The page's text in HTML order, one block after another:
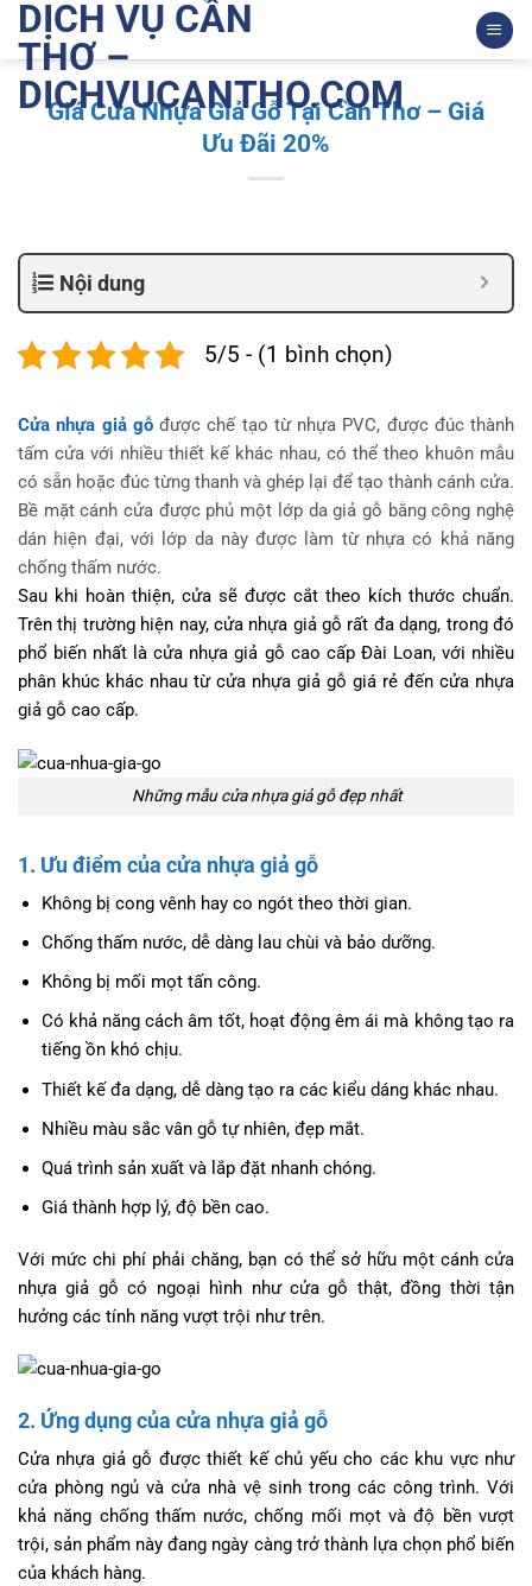
qua
dung
DỊCH VỤ CẦN
THƠ –
DICHVUCANTHO.COM
Giá Cửa Nhựa Giả Gỗ Tại Cần Thơ – Giá
Ưu Đãi 20%
Nội dung
5/5 - (1 bình chọn)
Cửa nhựa giả gỗđược chế tạo từ nhựa PVC, được đúc thành
tấm cửa với nhiều thiết kế khác nhau, có thể theo khuôn mẫu
có sẵn hoặc đúc từng thanh và ghép lại để tạo thành cánh cửa.
Bề mặt cánh cửa được phủ một lớp da giả gỗ bằng công nghệ
dán hiện đại, với lớp da này được làm từ nhựa có khả năng
chống thấm nước.
Sau khi hoàn thiện, cửa sẽ được cắt theo kích thước chuẩn.
Trên thị trường hiện nay, cửa nhựa giả gỗ rất đa dạng, trong đó
phổ biến nhất là cửa nhựa giả gỗ cao cấp Đài Loan, với nhiều
phân khúc khác nhau từ cửa nhựa giả gỗ giá rẻ đến cửa nhựa
giả gỗ cao cấp.
Những mẫu cửa nhựa giả gỗ đẹp nhất
1. Ưu điểm của cửa nhựa giả gỗ
Không bị cong vênh hay co ngót theo thời gian.
Chống thấm nước, dễ dàng lau chùi và bảo dưỡng.
Không bị mối mọt tấn công.
Có khả năng cách âm tốt, hoạt động êm ái mà không tạo ra
tiếng ồn khó chịu.
Thiết kế đa dạng, dễ dàng tạo ra các kiểu dáng khác nhau.
Nhiều màu sắc vân gỗ tự nhiên, đẹp mắt.
Quá trình sản xuất và lắp đặt nhanh chóng.
Giá thành hợp lý, độ bền cao.
Với mức chi phí phải chăng, bạn có thể sở hữu một cánh cửa
nhựa giả gỗ có ngoại hình như cửa gỗ thật, đồng thời tận
hưởng các tính năng vượt trội như trên.
2. Ứng dụng của cửa nhựa giả gỗ
Cửa nhựa giả gỗ được thiết kế chủ yếu cho các khu vực như
cửa phòng ngủ và cửa nhà vệ sinh trong các công trình. Với
khả năng chống thấm nước, chống mối mọt và độ bền vượt
trội, sản phẩm này đang ngày càng trở thành lựa chọn phổ biến
của khách hàng.